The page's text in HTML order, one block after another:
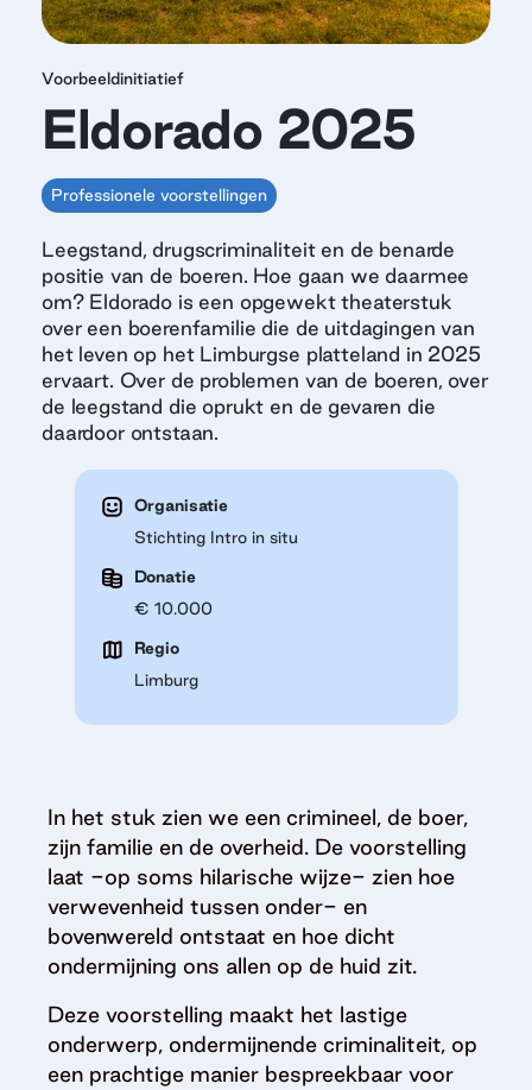
Voorbeeldinitiatief
Eldorado 2025
Professionele voorstellingen
Leegstand, drugscriminaliteit en de benarde
positie van de boeren. Hoe gaan we daarmee
om? Eldorado is een opgewekt theaterstuk
over een boerenfamilie die de uitdagingen van
het leven op het Limburgse platteland in 2025
ervaart. Over de problemen van de boeren, over
de leegstand die oprukt en de gevaren die
daardoor ontstaan.
Organisatie
Stichting Intro in situ
Donatie
€ 10.000
Regio
Limburg
In het stuk zien we een crimineel, de boer,
zijn familie en de overheid. De voorstelling
laat -op soms hilarische wijze- zien hoe
verwevenheid tussen onder- en
bovenwereld ontstaat en hoe dicht
ondermijning ons allen op de huid zit.
Deze voorstelling maakt het lastige
onderwerp, ondermijnende criminaliteit, op
een prachtige manier bespreekbaar voor